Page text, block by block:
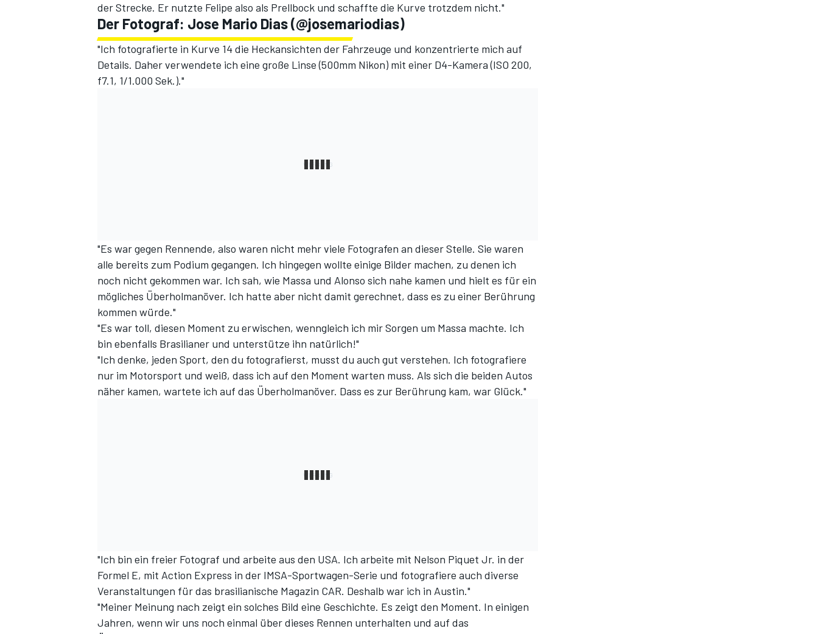
der Strecke. Er nutzte Felipe also als Prellbock und schaffte die Kurve trotzdem nicht."
Der Fotograf: Jose Mario Dias (@josemariodias)
"Ich fotografierte in Kurve 14 die Heckansichten der Fahrzeuge und konzentrierte mich auf
Details. Daher verwendete ich eine große Linse (500mm Nikon) mit einer D4-Kamera (ISO 200,
f7.1, 1/1.000 Sek.)."
"Es war gegen Rennende, also waren nicht mehr viele Fotografen an dieser Stelle. Sie waren
alle bereits zum Podium gegangen. Ich hingegen wollte einige Bilder machen, zu denen ich
noch nicht gekommen war. Ich sah, wie Massa und Alonso sich nahe kamen und hielt es für ein
mögliches Überholmanöver. Ich hatte aber nicht damit gerechnet, dass es zu einer Berührung
kommen würde."
"Es war toll, diesen Moment zu erwischen, wenngleich ich mir Sorgen um Massa machte. Ich
bin ebenfalls Brasilianer und unterstütze ihn natürlich!"
"Ich denke, jeden Sport, den du fotografierst, musst du auch gut verstehen. Ich fotografiere
nur im Motorsport und weiß, dass ich auf den Moment warten muss. Als sich die beiden Autos
näher kamen, wartete ich auf das Überholmanöver. Dass es zur Berührung kam, war Glück."
"Ich bin ein freier Fotograf und arbeite aus den USA. Ich arbeite mit Nelson Piquet Jr. in der
Formel E, mit Action Express in der IMSA-Sportwagen-Serie und fotografiere auch diverse
Veranstaltungen für das brasilianische Magazin CAR. Deshalb war ich in Austin."
"Meiner Meinung nach zeigt ein solches Bild eine Geschichte. Es zeigt den Moment. In einigen
Jahren, wenn wir uns noch einmal über dieses Rennen unterhalten und auf das